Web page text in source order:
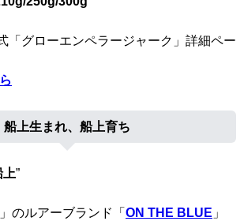
「グローエンペラージャーク」詳細ペー
船上生まれ、船上育ち
上”
」のルアーブランド「 ON THE BLUE 」